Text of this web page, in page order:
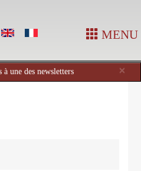
MENU
×
à une des newsletters